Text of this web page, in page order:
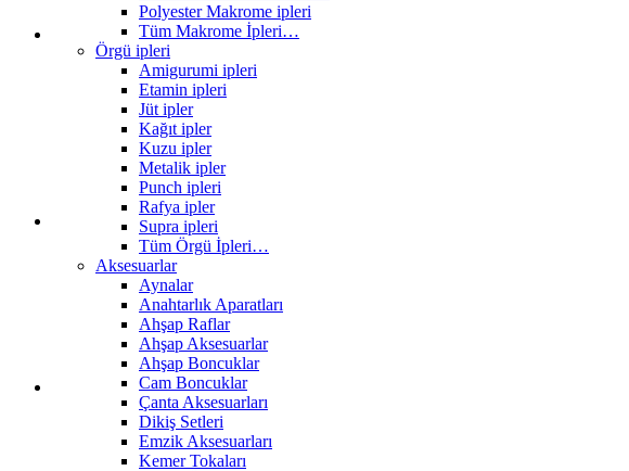
Polyester Makrome ipleri
Tüm Makrome İpleri…
Örgü ipleri
Amigurumi ipleri
Etamin ipleri
Jüt ipler
Kağıt ipler
Kuzu ipler
Metalik ipler
Punch ipleri
Rafya ipler
Supra ipleri
Tüm Örgü İpleri…
Aksesuarlar
Aynalar
Anahtarlık Aparatları
Ahşap Raflar
Ahşap Aksesuarlar
Ahşap Boncuklar
Cam Boncuklar
Çanta Aksesuarları
Dikiş Setleri
Emzik Aksesuarları
Kemer Tokaları